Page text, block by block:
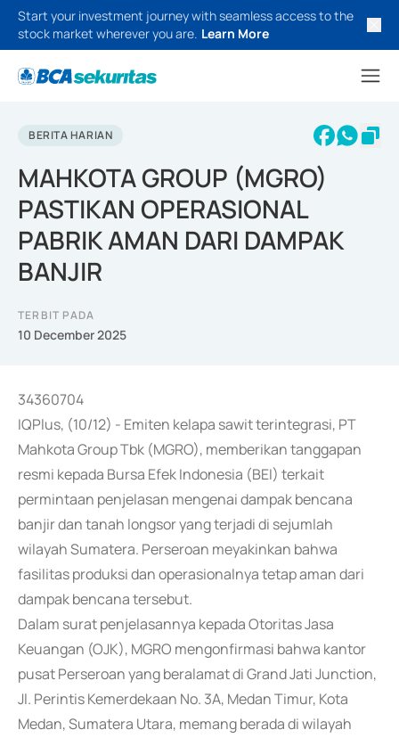
Start your investment journey with seamless access to the
stock market wherever you are. Learn More
BERITA HARIAN
MAHKOTA GROUP (MGRO)
PASTIKAN OPERASIONAL
PABRIK AMAN DARI DAMPAK
BANJIR
TERBIT PADA
10 December 2025
34360704
IQPlus, (10/12) - Emiten kelapa sawit terintegrasi, PT
Mahkota Group Tbk (MGRO), memberikan tanggapan
resmi kepada Bursa Efek Indonesia (BEI) terkait
permintaan penjelasan mengenai dampak bencana
banjir dan tanah longsor yang terjadi di sejumlah
wilayah Sumatera. Perseroan meyakinkan bahwa
fasilitas produksi dan operasionalnya tetap aman dari
dampak bencana tersebut.
Dalam surat penjelasannya kepada Otoritas Jasa
Keuangan (OJK), MGRO mengonfirmasi bahwa kantor
pusat Perseroan yang beralamat di Grand Jati Junction,
Jl. Perintis Kemerdekaan No. 3A, Medan Timur, Kota
Medan, Sumatera Utara, memang berada di wilayah